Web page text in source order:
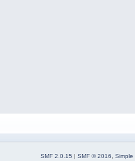
SMF 2.0.15 | SMF © 2016
Simple